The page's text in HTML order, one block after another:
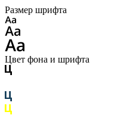
Размер шрифта
Цвет фона и шрифта